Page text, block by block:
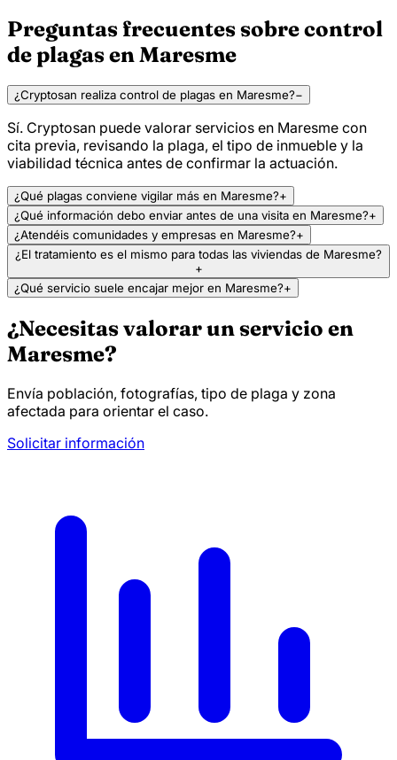
Preguntas frecuentes sobre control
de plagas en Maresme
¿Cryptosan realiza control de plagas en Maresme?−
Sí. Cryptosan puede valorar servicios en Maresme con
cita previa, revisando la plaga, el tipo de inmueble y la
viabilidad técnica antes de confirmar la actuación.
¿Qué plagas conviene vigilar más en Maresme?+
¿Qué información debo enviar antes de una visita en Maresme?+
¿Atendéis comunidades y empresas en Maresme?+
¿El tratamiento es el mismo para todas las viviendas de Maresme?
+
¿Qué servicio suele encajar mejor en Maresme?+
¿Necesitas valorar un servicio en
Maresme?
Envía población, fotografías, tipo de plaga y zona
afectada para orientar el caso.
Solicitar información